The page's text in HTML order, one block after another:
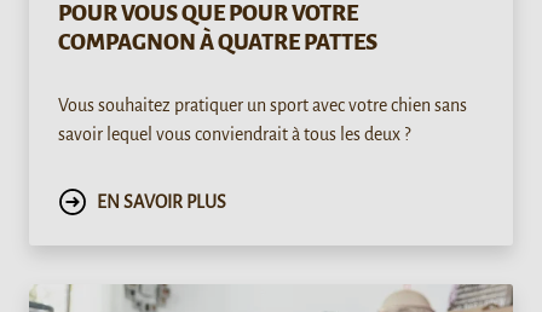
POUR VOUS QUE POUR VOTRE
COMPAGNON À QUATRE PATTES
Vous souhaitez pratiquer un sport avec votre chien sans
savoir lequel vous conviendrait à tous les deux ?
EN SAVOIR PLUS